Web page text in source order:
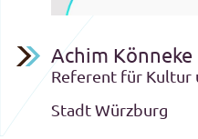
Achim Könneke
Referent für Kultur
Stadt Würzburg